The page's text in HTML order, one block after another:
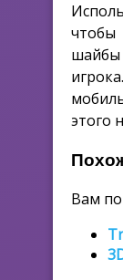
этого
Вам